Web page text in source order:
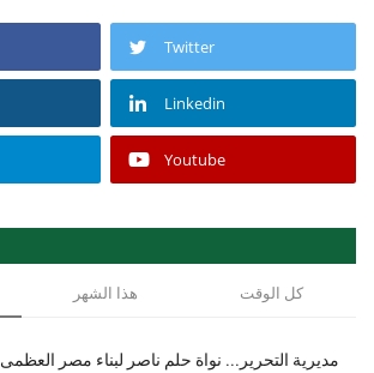
Twitter
Linkedin
Youtube
هذا الشهر كل الوقت
مديرية التحرير... نواة حلم ناصر لبناء مصر العظمى